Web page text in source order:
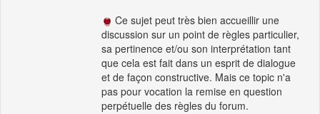
Ce sujet peut très bien accueillir une
discussion sur un point de règles particulier,
sa pertinence et/ou son interprétation tant
que cela est fait dans un esprit de dialogue
et de façon constructive. Mais ce topic n'a
pas pour vocation la remise en question
perpétuelle des règles du forum.